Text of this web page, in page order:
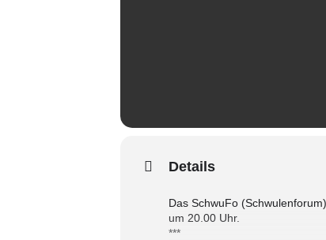
Details
Das SchwuFo
um 20.00 Uhr.
***